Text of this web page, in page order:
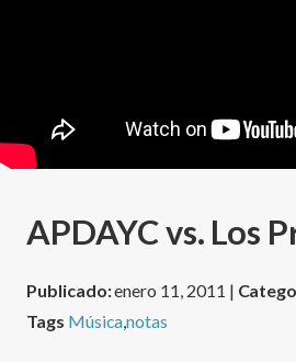
APDAYC vs. Los
Publicado:enero 11, 2011 |
Tags Música,notas